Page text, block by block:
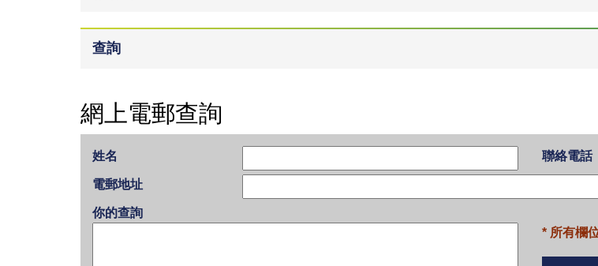
查詢
網上電郵查詢
姓名 聯絡電話
電郵地址
你的查詢
* 所有欄